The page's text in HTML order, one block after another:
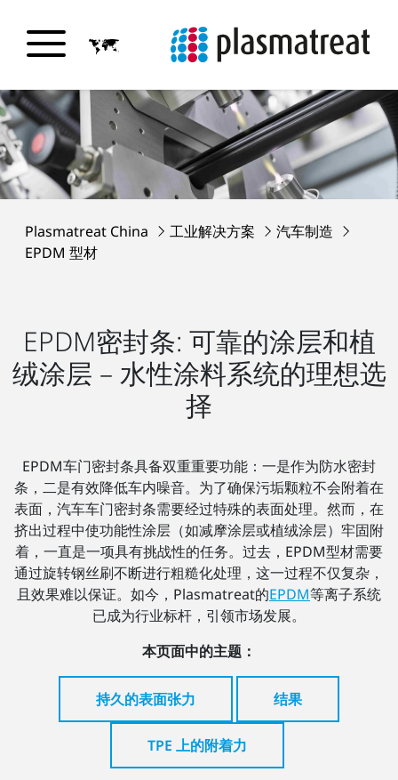
Plasmatreat China 工业解决方案
汽车制造
EPDM 型材
EPDM密封条: 可靠的涂层和植
绒涂层 – 水性涂料系统的理想选
择
EPDM车门密封条具备双重重要功能：一是作为防水密封
条，二是有效降低车内噪音。为了确保污垢颗粒不会附着在
表面，汽车车门密封条需要经过特殊的表面处理。然而，在
挤出过程中使功能性涂层（如减摩涂层或植绒涂层）牢固附
着，一直是一项具有挑战性的任务。过去，EPDM型材需要
通过旋转钢丝刷不断进行粗糙化处理，这一过程不仅复杂，
且效果难以保证。如今，Plasmatreat的EPDM等离子系统
已成为行业标杆，引领市场发展。
本页面中的主题：
持久的表面张力 结果
TPE 上的附着力